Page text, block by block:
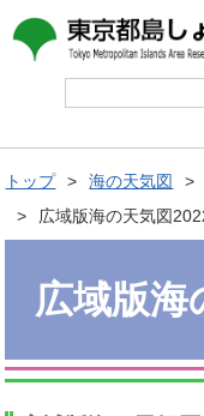
トップ 海の天気図
広域版海の天気図
広域版海